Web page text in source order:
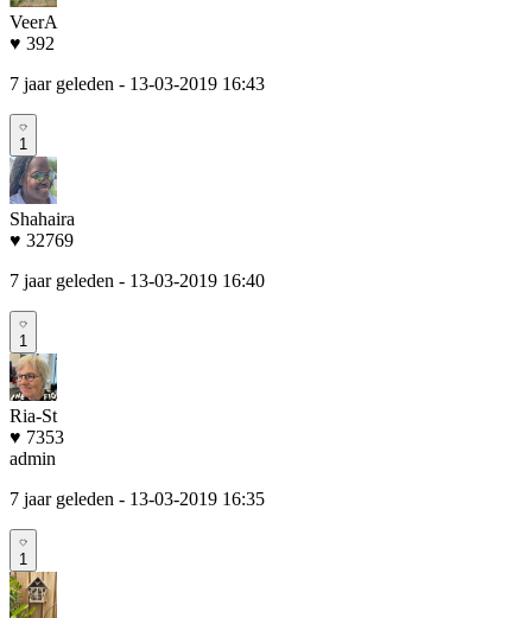
VeerA
♥ 392
7 jaar geleden - 13-03-2019 16:43
1
Shahaira
♥ 32769
7 jaar geleden - 13-03-2019 16:40
1
Ria-St
♥ 7353
admin
7 jaar geleden - 13-03-2019 16:35
1